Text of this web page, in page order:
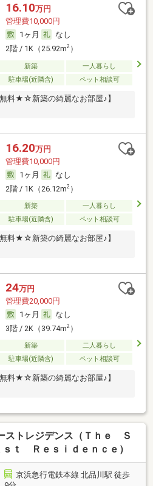
16.10万円
管理費10,000円
1ヶ月
なし
2階 / 1K（25.92m2）
新築
一人暮らし
駐車場(近隣含) ペット相談可
料★☆新築の綺麗なお部屋♪】
16.20万円
管理費10,000円
1ヶ月
なし
2階 / 1K（26.12m2）
新築
一人暮らし
駐車場(近隣含) ペット相談可
料★☆新築の綺麗なお部屋♪】
24万円
管理費20,000円
1ヶ月
なし
3階 / 2K（39.74m2）
新築
二人暮らし
駐車場(近隣含) ペット相談可
料★☆新築の綺麗なお部屋♪】
ストレジデンス（Ｔｈｅ Ｓ
ｔ Ｒｅｓｉｄｅｎｃｅ）
京浜急行電鉄本線 北品川駅 徒歩